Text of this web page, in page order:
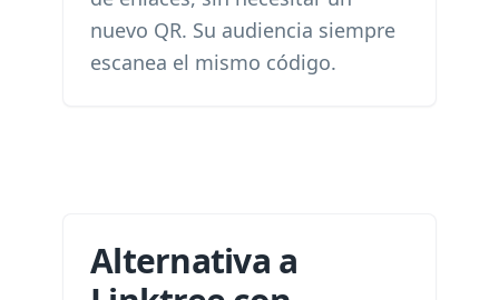
nuevo QR. Su audiencia siempre
escanea el mismo código.
Alternativa a